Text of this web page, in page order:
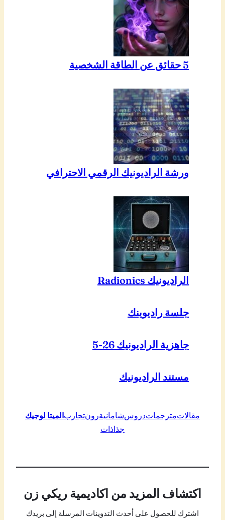
5 حقائق عن الطاقة الشخصية
ورشة الراديونيك الرقمي الاحترافي
الراديونيك Radionics
جلسة راديوينك
جاهزية الراديونيك 26-5
مستند الراديونيك
مقالاتمترجماتدروسشامانيةرونتجاربالميتا لوجيك
جذاذات
اكتشاف المزيد من اكاديمية ريكي زن
اشترك للحصول على أحدث التدوينات المرسلة إلى بريدك